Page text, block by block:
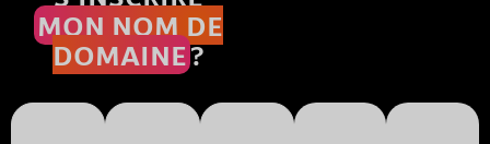
MON NOM DE
DOMAINE?